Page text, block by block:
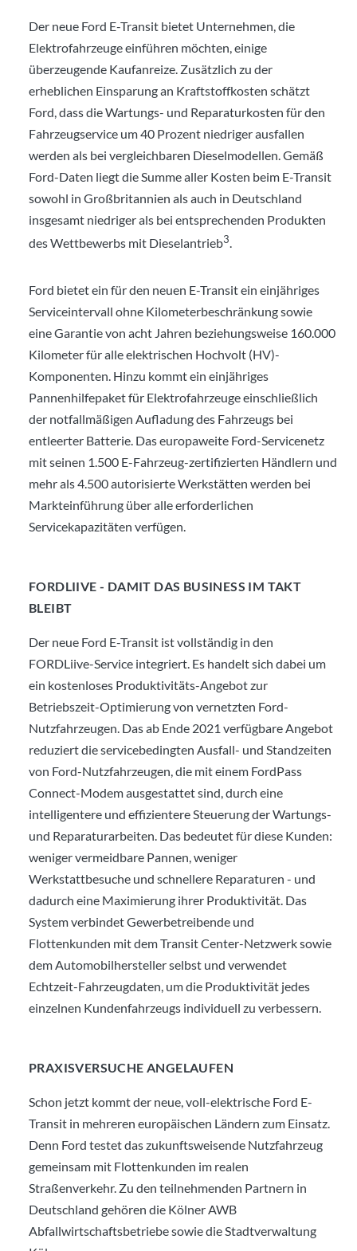
Der neue Ford E-Transit bietet Unternehmen, die
Elektrofahrzeuge einführen möchten, einige
überzeugende Kaufanreize. Zusätzlich zu der
erheblichen Einsparung an Kraftstoffkosten schätzt
Ford, dass die Wartungs- und Reparaturkosten für den
Fahrzeugservice um 40 Prozent niedriger ausfallen
werden als bei vergleichbaren Dieselmodellen. Gemäß
Ford-Daten liegt die Summe aller Kosten beim E-Transit
sowohl in Großbritannien als auch in Deutschland
insgesamt niedriger als bei entsprechenden Produkten
des Wettbewerbs mit Dieselantrieb3.
Ford bietet ein für den neuen E-Transit ein einjähriges
Serviceintervall ohne Kilometerbeschränkung sowie
eine Garantie von acht Jahren beziehungsweise 160.000
Kilometer für alle elektrischen Hochvolt (HV)-
Komponenten. Hinzu kommt ein einjähriges
Pannenhilfepaket für Elektrofahrzeuge einschließlich
der notfallmäßigen Aufladung des Fahrzeugs bei
entleerter Batterie. Das europaweite Ford-Servicenetz
mit seinen 1.500 E-Fahrzeug-zertifizierten Händlern und
mehr als 4.500 autorisierte Werkstätten werden bei
Markteinführung über alle erforderlichen
Servicekapazitäten verfügen.
FORDLIIVE - DAMIT DAS BUSINESS IM TAKT
BLEIBT
Der neue Ford E-Transit ist vollständig in den
FORDLiive-Service integriert. Es handelt sich dabei um
ein kostenloses Produktivitäts-Angebot zur
Betriebszeit-Optimierung von vernetzten Ford-
Nutzfahrzeugen. Das ab Ende 2021 verfügbare Angebot
reduziert die servicebedingten Ausfall- und Standzeiten
von Ford-Nutzfahrzeugen, die mit einem FordPass
Connect-Modem ausgestattet sind, durch eine
intelligentere und effizientere Steuerung der Wartungs-
und Reparaturarbeiten. Das bedeutet für diese Kunden:
weniger vermeidbare Pannen, weniger
Werkstattbesuche und schnellere Reparaturen - und
dadurch eine Maximierung ihrer Produktivität. Das
System verbindet Gewerbetreibende und
Flottenkunden mit dem Transit Center-Netzwerk sowie
dem Automobilhersteller selbst und verwendet
Echtzeit-Fahrzeugdaten, um die Produktivität jedes
einzelnen Kundenfahrzeugs individuell zu verbessern.
PRAXISVERSUCHE ANGELAUFEN
Schon jetzt kommt der neue, voll-elektrische Ford E-
Transit in mehreren europäischen Ländern zum Einsatz.
Denn Ford testet das zukunftsweisende Nutzfahrzeug
gemeinsam mit Flottenkunden im realen
Straßenverkehr. Zu den teilnehmenden Partnern in
Deutschland gehören die Kölner AWB
Abfallwirtschaftsbetriebe sowie die Stadtverwaltung